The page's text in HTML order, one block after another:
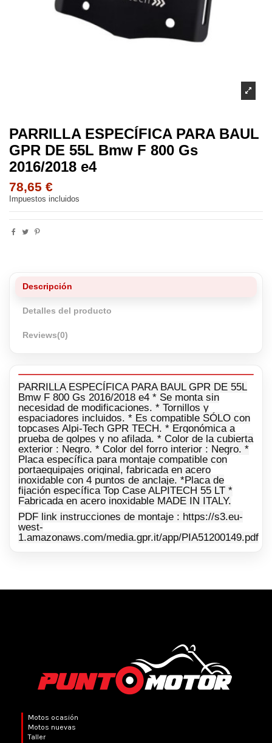
PARRILLA ESPECÍFICA PARA BAUL
GPR DE 55L Bmw F 800 Gs
2016/2018 e4
78,65 €
Impuestos incluidos
Descripción
Detalles del producto
Reviews(0)
PARRILLA ESPECÍFICA PARA BAUL GPR DE 55L
Bmw F 800 Gs 2016/2018 e4 * Se monta sin
necesidad de modificaciones. * Tornillos y
espaciadores incluidos. * Es compatible SÓLO con
topcases Alpi-Tech GPR TECH. * Ergonómica a
prueba de golpes y no afilada. * Color de la cubierta
exterior : Negro. * Color del forro interior : Negro. *
Placa específica para montaje compatible con
portaequipajes original, fabricada en acero
inoxidable con 4 puntos de anclaje. *Placa de
fijación específica Top Case ALPITECH 55 LT *
Fabricada en acero inoxidable MADE IN ITALY.
PDF link instrucciones de montaje : https://s3.eu-
west-
1.amazonaws.com/media.gpr.it/app/PIA51200149.pdf
Motos ocasión
Motos nuevas
Taller